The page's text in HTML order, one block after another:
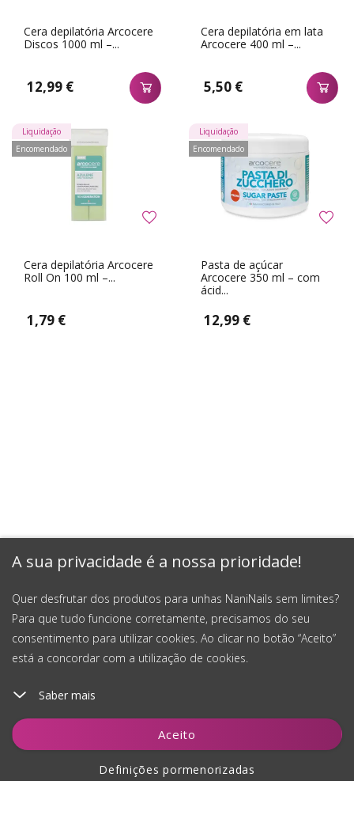
A sua privacidade é a nossa prioridade!
Quer desfrutar dos produtos para unhas NaniNails sem limites?
Para que tudo funcione corretamente, precisamos do seu
consentimento para utilizar cookies. Ao clicar no botão “Aceito”
está a concordar com a utilização de cookies.
Saber mais
Aceito
Definições pormenorizadas
Cera depilatória Arcocere
Discos 1000 ml –...
12,99 €
Cera depilatória em lata
Arcocere 400 ml –...
5,50 €
Cera depilatória Arcocere
Roll On 100 ml –...
1,79 €
Liquidação
Encomendado
Pasta de açúcar
Arcocere 350 ml – com
ácid...
12,99 €
Liquidação
Encomendado